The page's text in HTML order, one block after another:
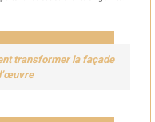
transformer la façade